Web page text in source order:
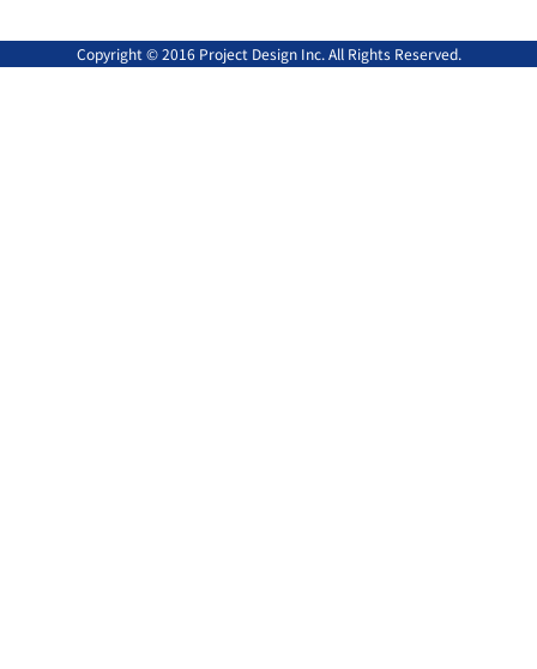
Copyright © 2016 Project Design Inc. All Rights Reserved.